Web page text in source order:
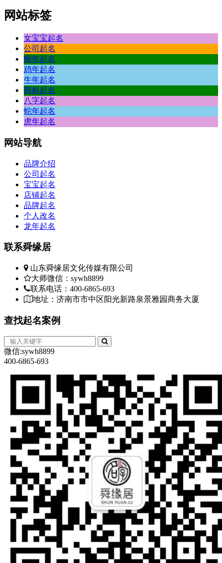
网站标签
女宝宝起名
公司起名
猴年起名
鸡年起名
牛年起名
商标起名
八字起名
蛇年起名
虎年起名
网站导航
品牌介绍
公司起名
宝宝起名
店铺起名
品牌起名
个人改名
龙年起名
联系舜缘居
山东舜缘居文化传媒有限公司
大师微信：sywh8899
联系电话：400-6865-693
地址：济南市市中区阳光新路泉景雅园商务大厦
查找起名案例
微信:sywh8899
400-6865-693